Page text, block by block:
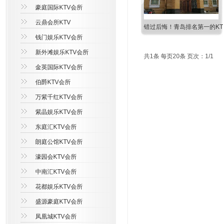
错过后悔！青岛排名第一的
共1条 每页20条 页次：1/1
豪庭国际KTV会所
云鼎会所KTV
钱门娱乐KTV会所
新外滩娱乐KTV会所
金英国际KTV会所
伯爵KTV会所
万紫千红KTV会所
紫晶娱乐KTV会所
东庭汇KTV会所
朗庭公馆KTV会所
濠园会KTV会所
中南汇KTV会所
花都娱乐KTV会所
盛源豪庭KTV会所
凤凰城KTV会所